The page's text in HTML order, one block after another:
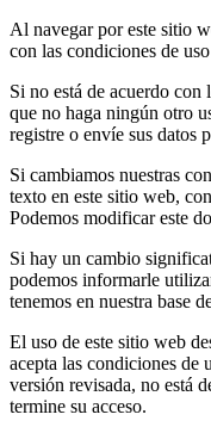
Al navegar por este sitio
con las condiciones de
Si no está de acuerdo con
que no haga ningún otro
registre o envíe sus datos
Si cambiamos nuestras
texto en este sitio web,
Podemos modificar este
Si hay un cambio
podemos informarle
tenemos en nuestra base
El uso de este sitio web
acepta las condiciones de
versión revisada, no está
termine su acceso.